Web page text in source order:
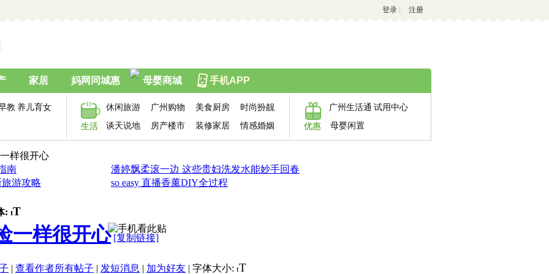
登录 注册
家居 妈网同城惠 母婴商城 手机APP
教 养儿育女
生活
休闲旅游 广州购物 美食厨房
时尚扮靓
谈天说地
房产楼市 装修家居 情感婚姻 优惠
广州生活通 试用中心
母婴闲置
样很开心
南
潘婷飘柔滚一边 这些贵妇洗发水能妙手回春
游攻略
so easy 直播香薰DIY全过程
: tT
一样很开心 [复制链接]
| 查看作者所有帖子 | 发短消息 | 加为好友 | 字体大小: tT